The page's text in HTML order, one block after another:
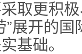
取更积
”展开的
基础。